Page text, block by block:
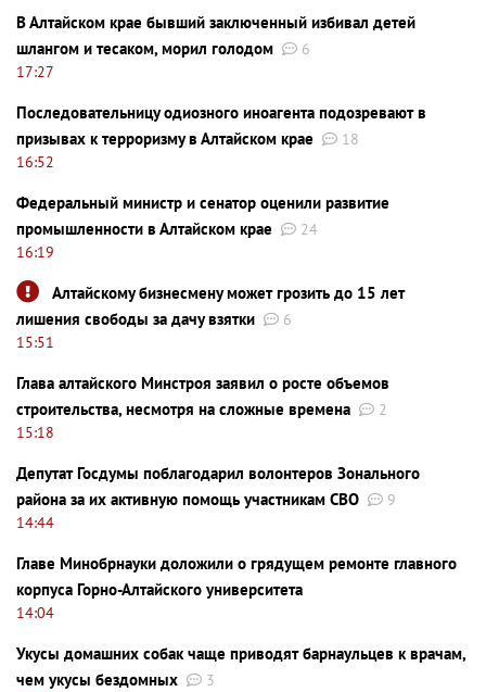
В Алтайском крае бывший заключенный избивал детей
шлангом и тесаком, морил голодом
6
17:27
Последовательницу одиозного иноагента подозревают в
призывах к терроризму в Алтайском крае
18
16:52
Федеральный министр и сенатор оценили развитие
промышленности в Алтайском крае
24
16:19
Алтайскому бизнесмену может грозить до 15 лет
лишения свободы за дачу взятки
6
15:51
Глава алтайского Минстроя заявил о росте объемов
строительства, несмотря на сложные времена
2
15:18
Депутат Госдумы поблагодарил волонтеров Зонального
района за их активную помощь участникам СВО
9
14:44
Главе Минобрнауки доложили о грядущем ремонте главного
корпуса Горно-Алтайского университета
14:04
Укусы домашних собак чаще приводят барнаульцев к врачам,
чем укусы бездомных
3